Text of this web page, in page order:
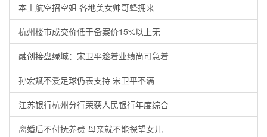
本土航空招空姐 各地美女帅哥蜂拥来
杭州楼市成交价低于备案价15%以上无
融创接盘绿城：宋卫平趁着业绩尚可急着
孙宏斌不爱足球仍表支持 宋卫平不满
江苏银行杭州分行荣获人民银行年度综合
离婚后不付抚养费 母亲就不能探望女儿